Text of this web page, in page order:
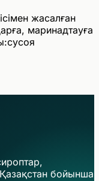
жасалған
маринадтауға
бойынша